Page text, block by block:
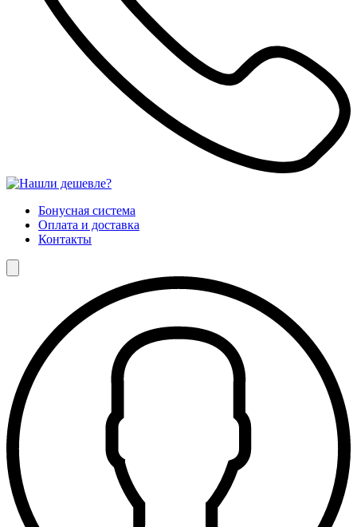
Бонусная система
Оплата и доставка
Контакты